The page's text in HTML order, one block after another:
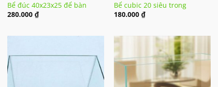
Bể đúc 40x23x25 để bàn
280.000 ₫
Bể cubic 20 siêu trong
180.000 ₫